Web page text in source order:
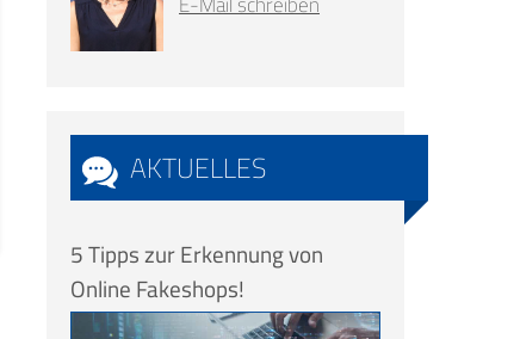
AKTUELLES
5 Tipps zur Erkennung von
Online Fakeshops!